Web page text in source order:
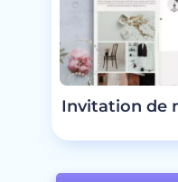
Invitation de